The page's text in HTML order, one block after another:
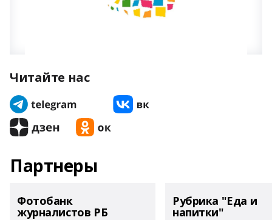
Читайте нас
Партнеры
Фотобанк
журналистов РБ
Рубрика "Еда и
напитки"